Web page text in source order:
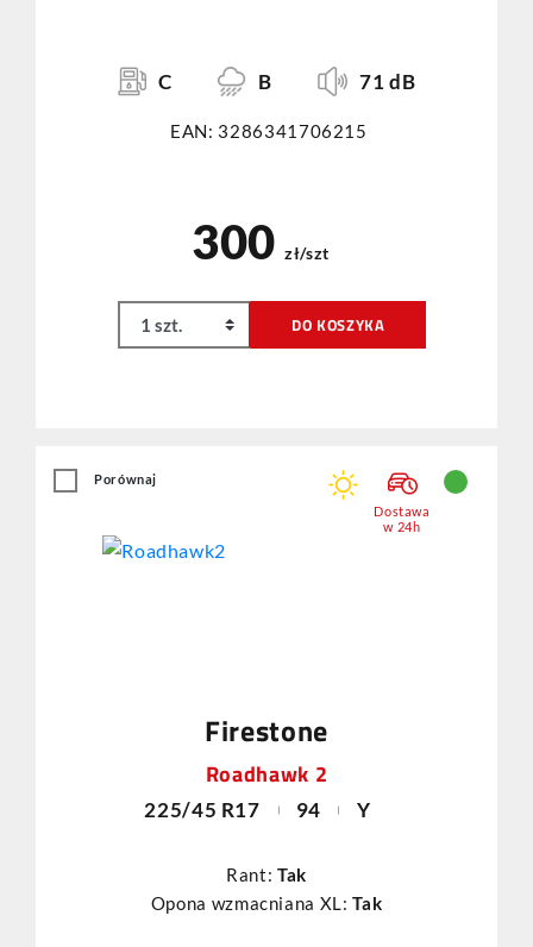
C B 71 dB
EAN: 3286341706215
300 zł/szt
DO KOSZYKA
Firestone
Roadhawk 2
225/45 R17 94 Y
Rant: Tak
Opona wzmacniana XL:Tak
Porównaj
Dostawa
w 24h